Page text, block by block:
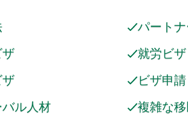
パート
就労ビザ
ビザ申請
ル人材
複雑な